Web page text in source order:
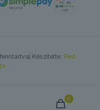
Készítette: Red
0